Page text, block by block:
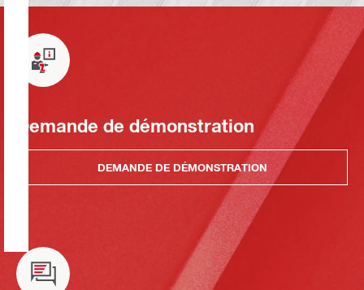
Demande de démonstration
DEMANDE DE DÉMONSTRATION